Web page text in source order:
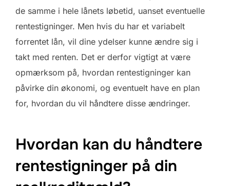
de samme i hele lånets løbetid, uanset eventuelle
rentestigninger. Men hvis du har et variabelt
forrentet lån, vil dine ydelser kunne ændre sig i
takt med renten. Det er derfor vigtigt at være
opmærksom på, hvordan rentestigninger kan
påvirke din økonomi, og eventuelt have en plan
for, hvordan du vil håndtere disse ændringer.
Hvordan kan du håndtere
rentestigninger på din